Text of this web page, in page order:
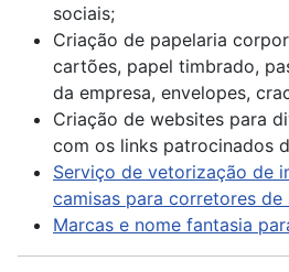
sociais;
Criação de papelaria
cartões, papel timbrado,
da empresa, envelopes,
Criação de websites para
com os links patrocinados
Serviço de vetorização de
camisas para corretores de
Marcas e nome fantasia